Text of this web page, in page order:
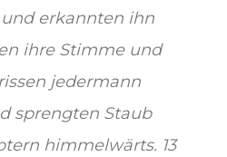
erkannten ihn
ihre Stimme und
jedermann
sprengten Staub
himmelwärts. 13